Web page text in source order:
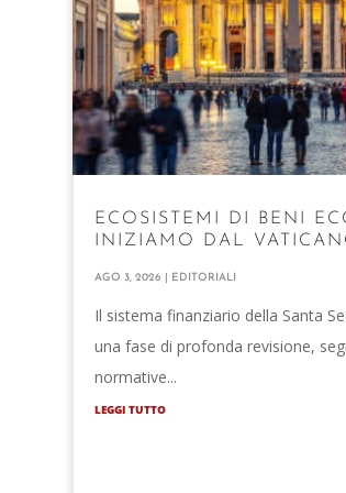
ECOSISTEMI DI BENI
INIZIAMO DAL
AGO 3, 2026 EDITORIALI
Il sistema finanziario della Santa
una fase di profonda revisione,
normative...
LEGGI TUTTO